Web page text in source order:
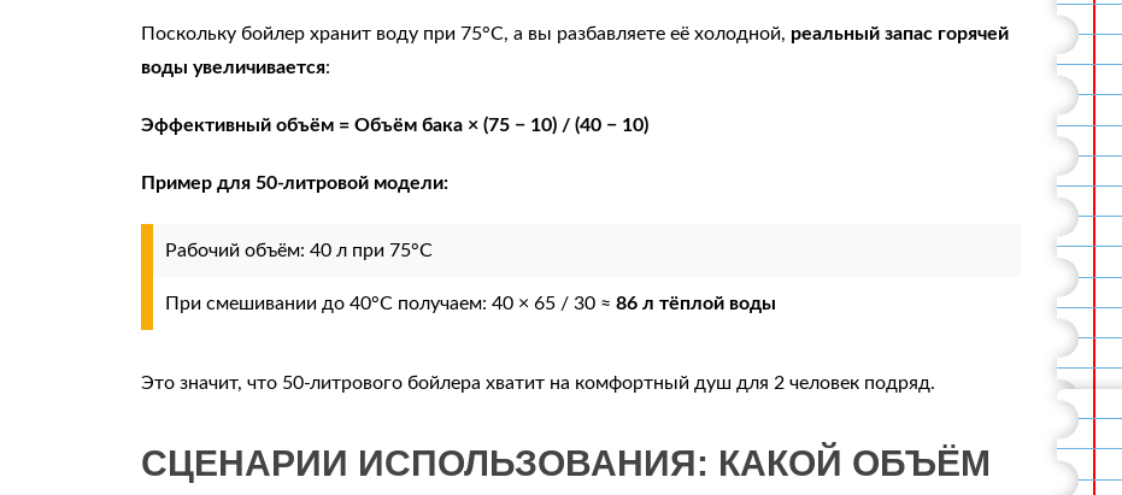
Поскольку бойлер хранит воду при 75°C, а вы разбавляете её холодной, реальный запас горячей
воды увеличивается:
Эффективный объём = Объём бака × (75 − 10) / (40 − 10)
Пример для 50-литровой модели:
Рабочий объём: 40 л при 75°C
При смешивании до 40°C получаем: 40 × 65 / 30 ≈ 86 л тёплой воды
Это значит, что 50-литрового бойлера хватит на комфортный душ для 2 человек подряд.
СЦЕНАРИИ ИСПОЛЬЗОВАНИЯ: КАКОЙ ОБЪЁМ